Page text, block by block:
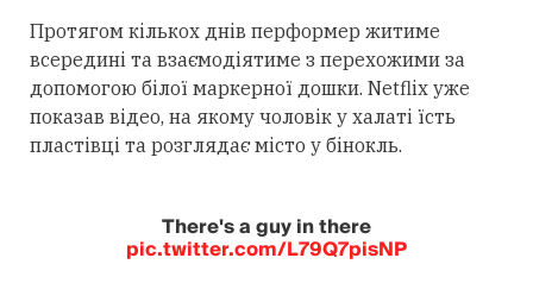
Протягом кількох днів перформер житиме
всередині та взаємодіятиме з перехожими за
допомогою білої маркерної дошки. Netflix уже
показав відео, на якому чоловік у халаті їсть
пластівці та розглядає місто у бінокль.
There's a guy in there
pic.twitter.com/L79Q7pisNP